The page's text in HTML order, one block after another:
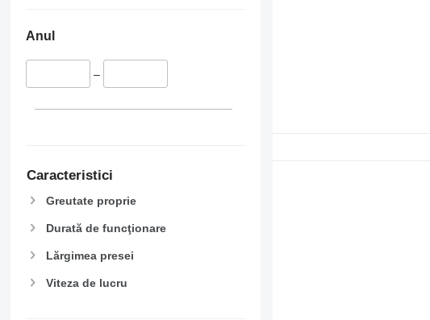
Anul
–
Caracteristici
Greutate proprie
Durată de funcţionare
Lărgimea presei
Viteza de lucru